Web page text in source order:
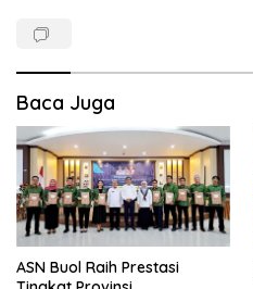
Baca Juga
ASN Buol Raih Prestasi